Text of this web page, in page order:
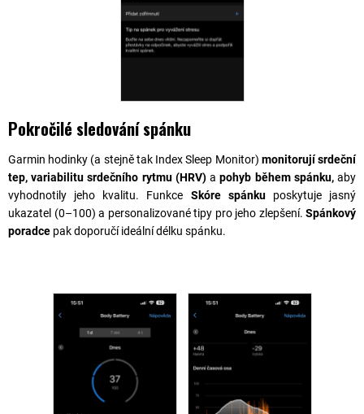
Pokročilé sledování spánku
Garmin hodinky (a stejně tak Index Sleep Monitor) monitorují srdeční
tep, variabilitu srdečního rytmu (HRV)apohyb během spánku,aby
vyhodnotily jeho kvalitu. Funkce Skóre spánkuposkytuje jasný
ukazatel (0–100) a personalizované tipy pro jeho zlepšení. Spánkový
poradce pak doporučí ideální délku spánku.